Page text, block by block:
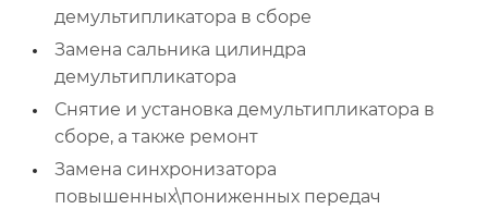
демультипликатора в сборе
Замена сальника цилиндра
демультипликатора
Снятие и установка демультипликатора в
сборе, а также ремонт
Замена синхронизатора
повышенных\пониженных передач